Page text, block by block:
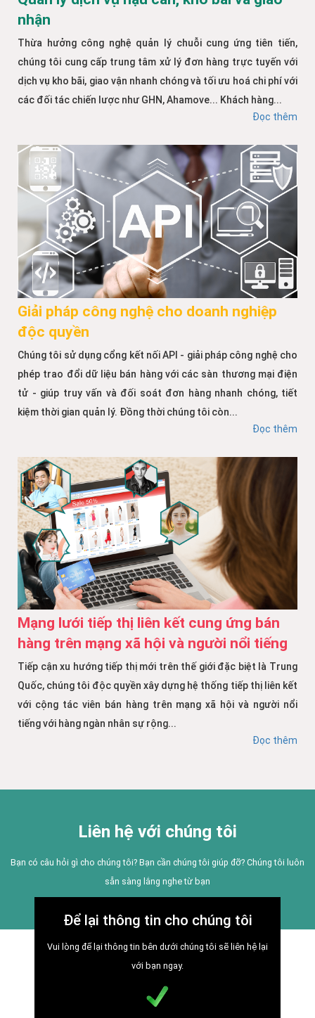
nhận
Thừa hưởng công nghệ quản lý chuỗi cung ứng tiên tiến,
chúng tôi cung cấp trung tâm xử lý đơn hàng trực tuyến với
dịch vụ kho bãi, giao vận nhanh chóng và tối ưu hoá chi phí với
các đối tác chiến lược như GHN, Ahamove... Khách hàng...
Đọc thêm
Giải pháp công nghệ cho doanh nghiệp
độc quyền
Chúng tôi sử dụng cổng kết nối API - giải pháp công nghệ cho
phép trao đổi dữ liệu bán hàng với các sàn thương mại điện
tử - giúp truy vấn và đối soát đơn hàng nhanh chóng, tiết
kiệm thời gian quản lý. Đồng thời chúng tôi còn...
Đọc thêm
Mạng lưới tiếp thị liên kết cung ứng bán
hàng trên mạng xã hội và người nổi tiếng
Tiếp cận xu hướng tiếp thị mới trên thế giới đặc biệt là Trung
Quốc, chúng tôi độc quyền xây dựng hệ thống tiếp thị liên kết
với cộng tác viên bán hàng trên mạng xã hội và người nổi
tiếng với hàng ngàn nhân sự rộng...
Đọc thêm
Liên hệ với chúng tôi
Bạn có câu hỏi gì cho chúng tôi? Bạn cần chúng tôi giúp đỡ? Chúng tôi luôn
sẵn sàng lắng nghe từ bạn
Để lại thông tin cho chúng tôi
Vui lòng để lại thông tin bên dưới chúng tôi sẽ liên hệ lại
với bạn ngay.